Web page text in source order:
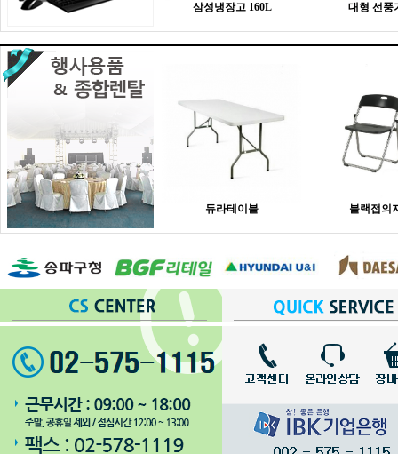
삼성냉장고 160L 대형 선풍
듀라테이블 블랙접의